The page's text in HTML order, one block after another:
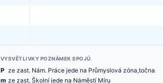
VYSVĚTLIVKY POZNÁMEK SPOJŮ
P ze zast. Nám. Práce jede na Průmyslová zóna,točna
m ze zast. Školní jede na Náměstí Míru